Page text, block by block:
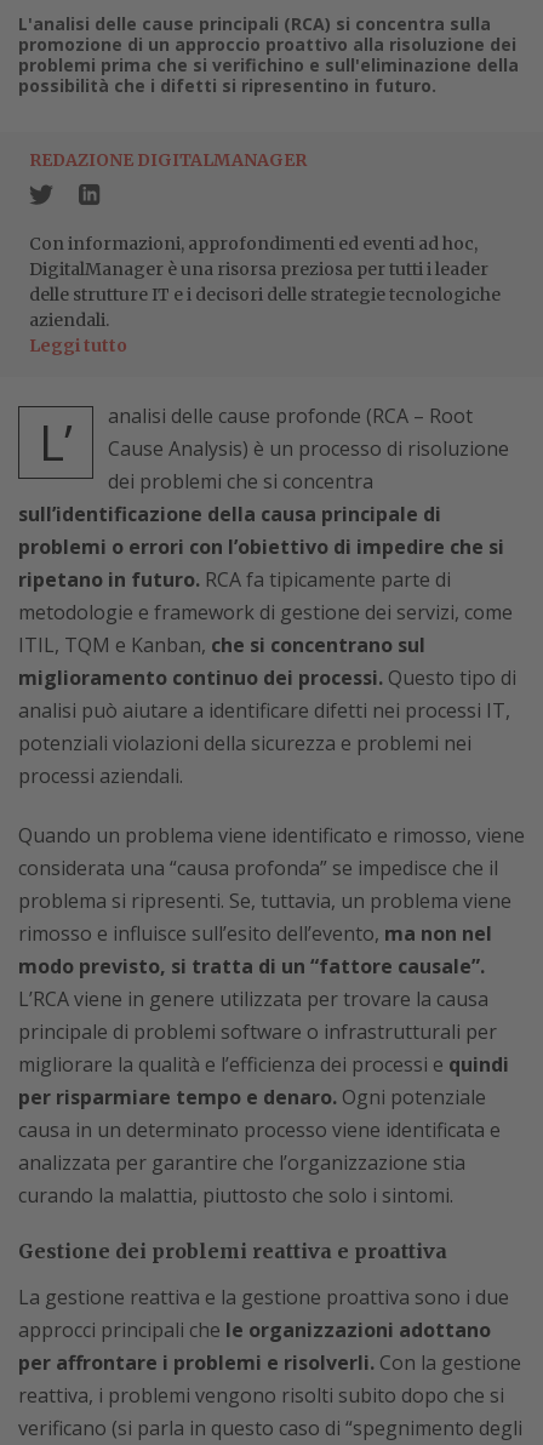
L'analisi delle cause principali (RCA) si concentra sulla
promozione di un approccio proattivo alla risoluzione dei
problemi prima che si verifichino e sull'eliminazione della
possibilità che i difetti si ripresentino in futuro.
REDAZIONE DIGITALMANAGER
Con informazioni, approfondimenti ed eventi ad hoc,
DigitalManager è una risorsa preziosa per tutti i leader
delle strutture IT e i decisori delle strategie tecnologiche
aziendali.
Leggi tutto
L’
analisi delle cause profonde (RCA – Root
Cause Analysis) è un processo di risoluzione
dei problemi che si concentra
sull’identificazione della causa principale di
problemi o errori con l’obiettivo di impedire che si
ripetano in futuro. RCA fa tipicamente parte di
metodologie e framework di gestione dei servizi, come
ITIL, TQM e Kanban, che si concentrano sul
miglioramento continuo dei processi. Questo tipo di
analisi può aiutare a identificare difetti nei processi IT,
potenziali violazioni della sicurezza e problemi nei
processi aziendali.
Quando un problema viene identificato e rimosso, viene
considerata una “causa profonda” se impedisce che il
problema si ripresenti. Se, tuttavia, un problema viene
rimosso e influisce sull’esito dell’evento, ma non nel
modo previsto, si tratta di un “fattore causale”.
L’RCA viene in genere utilizzata per trovare la causa
principale di problemi software o infrastrutturali per
migliorare la qualità e l’efficienza dei processi e quindi
per risparmiare tempo e denaro. Ogni potenziale
causa in un determinato processo viene identificata e
analizzata per garantire che l’organizzazione stia
curando la malattia, piuttosto che solo i sintomi.
Gestione dei problemi reattiva e proattiva
La gestione reattiva e la gestione proattiva sono i due
approcci principali che le organizzazioni adottano
per affrontare i problemi e risolverli. Con la gestione
reattiva, i problemi vengono risolti subito dopo che si
verificano (si parla in questo caso di “spegnimento degli